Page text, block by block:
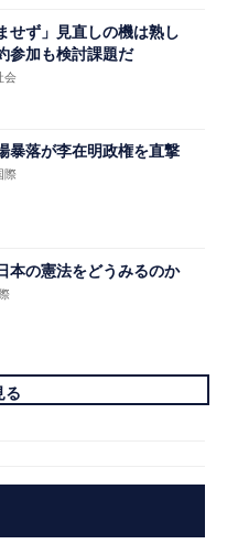
せず」見直しの機は熟し
加も検討課題だ
会
暴落が李在明政権を直撃
際
本の憲法をどうみるのか
る